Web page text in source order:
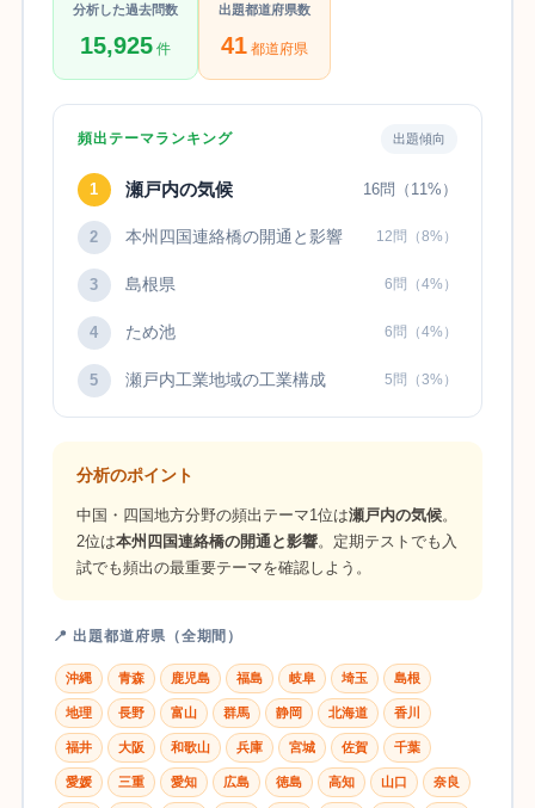
分析した過去問数
15,925件
出題都道府県数
41都道府県
頻出テーマランキング 出題傾向
1 瀬戸内の気候 16問（11%）
2 本州四国連絡橋の開通と影響 12問（8%）
3 島根県 6問（4%）
4 ため池 6問（4%）
5 瀬戸内工業地域の工業構成 5問（3%）
分析のポイント
中国・四国地方分野の頻出テーマ1位は瀬戸内の気候。
2位は本州四国連絡橋の開通と影響。定期テストでも入
試でも頻出の最重要テーマを確認しよう。
📍 出題都道府県（全期間）
沖縄 青森 鹿児島 福島 岐阜 埼玉 島根
地理 長野 富山 群馬 静岡 北海道 香川
福井 大阪 和歌山 兵庫 宮城 佐賀 千葉
愛媛 三重 愛知 広島 徳島 高知 山口 奈良